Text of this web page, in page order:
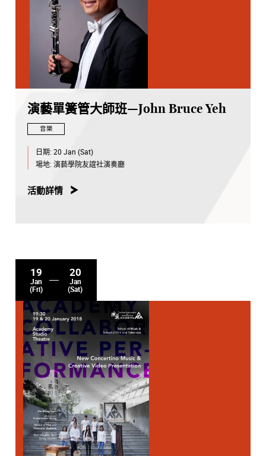
演藝單簧管大師班—John Bruce Yeh
音樂
日期: 20 Jan (Sat)
場地: 演藝學院友誼社演奏廳
活動詳情
19
Jan
(Fri)
20
Jan
(Sat)